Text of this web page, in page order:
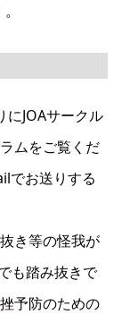
JOAサークル
ムをご覧くだ
でお送りする
き等の怪我が
も踏み抜きで
予防のための